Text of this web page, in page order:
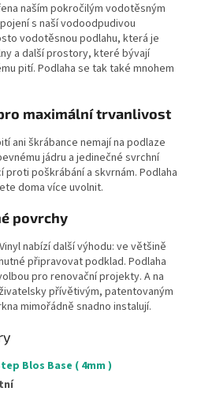
naším pokročilým vodotěsným
s našívodoodpudivou
vodotěsnou podlahu, která je
a další prostory, které bývají
pití. Podlaha se tak také mnohem
maximální trvanlivost
ani škrábance nemají na podlaze
jádru a jedinečné svrchní
proti poškrábání a skvrnám. Podlaha
doma více uvolnit.
povrchy
nabízí další výhodu: ve většině
připravovat podklad. Podlaha
pro renovační projekty. A na
přívětivým, patentovaným
mimořádně snadno instalují.
Blos Base ( 4mm )